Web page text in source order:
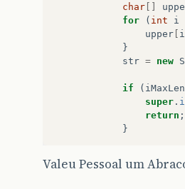
char
for
( int i
upper i
}
str = new
if (
super .
return ;
}
if ( ilen <=
Valeu Pessoal um